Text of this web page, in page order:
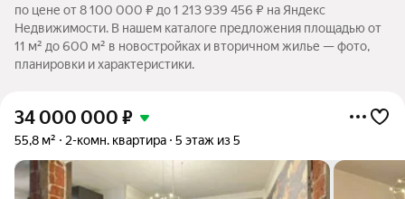
по цене от 8 100 000 ₽ до 1 213 939 456 ₽ на Яндекс
Недвижимости. В нашем каталоге предложения площадью от
11 м² до 600 м² в новостройках и вторичном жилье — фото,
планировки и характеристики.
34 000 000 ₽
55,8 м² 2-комн. квартира 5 этаж из 5